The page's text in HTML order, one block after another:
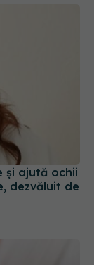
și ajută ochii
dezvăluit de